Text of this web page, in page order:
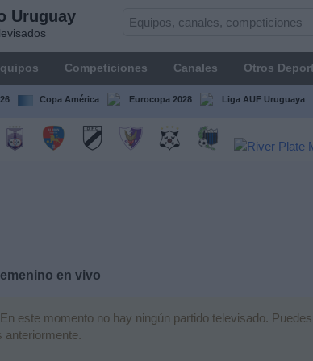
Uruguay
Competiciones Canales Otros
Copa América Eurocopa 2028 Liga AUF Uruguaya
en vivo
En este momento no hay ningún partido televisado.
anteriormente.